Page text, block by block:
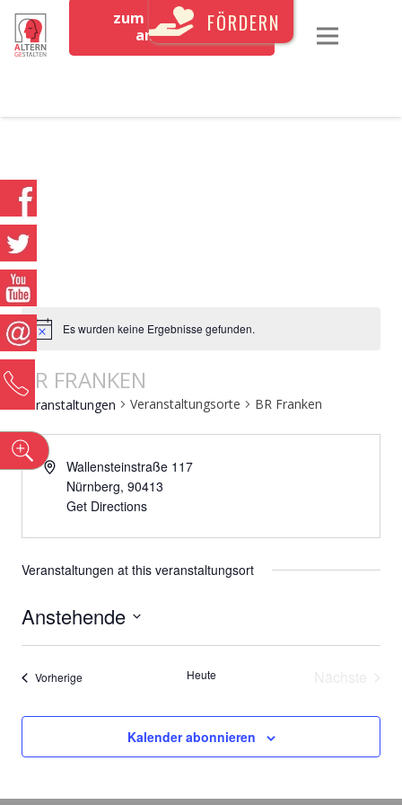
zum Newsletter
anmeldenFÖRDERN
Es wurden keine Ergebnisse gefunden.
BR FRANKEN
Veranstaltungen Veranstaltungsorte BR Franken
Wallensteinstraße 117
Nürnberg, 90413
Get Directions
Veranstaltungen at this veranstaltungsort
Anstehende
Datum
Vorherige Heute
Kalender abonnieren